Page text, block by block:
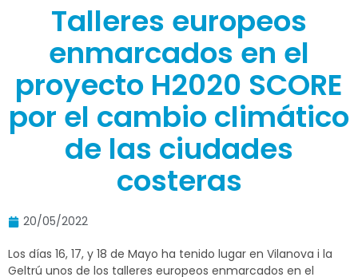
Talleres europeos
enmarcados en el
proyecto H2020 SCORE
por el cambio climático
de las ciudades
costeras
20/05/2022
Los días 16, 17, y 18 de Mayo ha tenido lugar en Vilanova i la
Geltrú unos de los talleres europeos enmarcados en el